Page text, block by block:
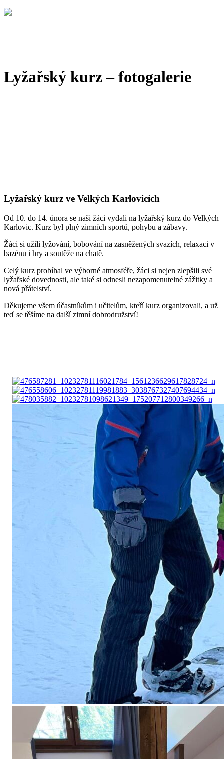
Lyžařský kurz – fotogalerie
Lyžařský kurz ve Velkých Karlovicích
Od 10. do 14. února se naši žáci vydali na lyžařský kurz do Velkých
Karlovic. Kurz byl plný zimních sportů, pohybu a zábavy.
Žáci si užili lyžování, bobování na zasněžených svazích, relaxaci v
bazénu i hry a soutěže na chatě.
Celý kurz probíhal ve výborné atmosféře, žáci si nejen zlepšili své
lyžařské dovednosti, ale také si odnesli nezapomenutelné zážitky a
nová přátelství.
Děkujeme všem účastníkům i učitelům, kteří kurz organizovali, a už
teď se těšíme na další zimní dobrodružství!